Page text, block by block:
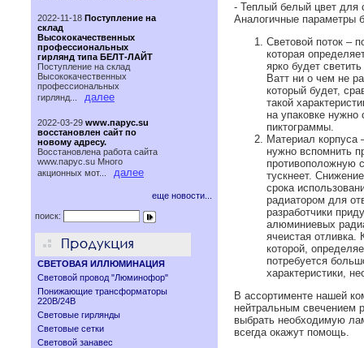
2022-11-18 Поступление на
склад
Высококачественных
профессиональных
гирлянд типа БЕЛТ-ЛАЙТ
Поступление на склад
Высококачественных
профессиональных
гирлянд...
далее
2022-03-29 www.парус.su
восстановлен сайт по
новому адресу.
Восстановлена работа сайта
www.паруc.su Много
акционных мот...
далее
еще новости...
поиск:
СВЕТОВАЯ ИЛЛЮМИНАЦИЯ
Световой провод "Люминофор"
Понижающие трансформаторы
220В/24В
Световые гирлянды
Световые сетки
Световой занавес
- Теплый белый цвет для
Аналогичные параметры
Световой поток –
которая
ярко будет
Ватт ни о чем не
который будет,
такой
на упаковке нужно
пиктограммы.
Материал корпуса
нужно вспомнить
противоположную
тускнеет.
срока
радиатором для
разработчики
алюминиевых
ячеистая
которой,
потребуется
характеристики,
В ассортименте нашей
нейтральным свечением
выбрать необходимую
всегда окажут помощь.